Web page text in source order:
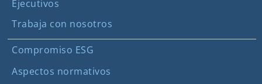
Ejecutivos
Trabaja con nosotros
Compromiso ESG
Aspectos normativos